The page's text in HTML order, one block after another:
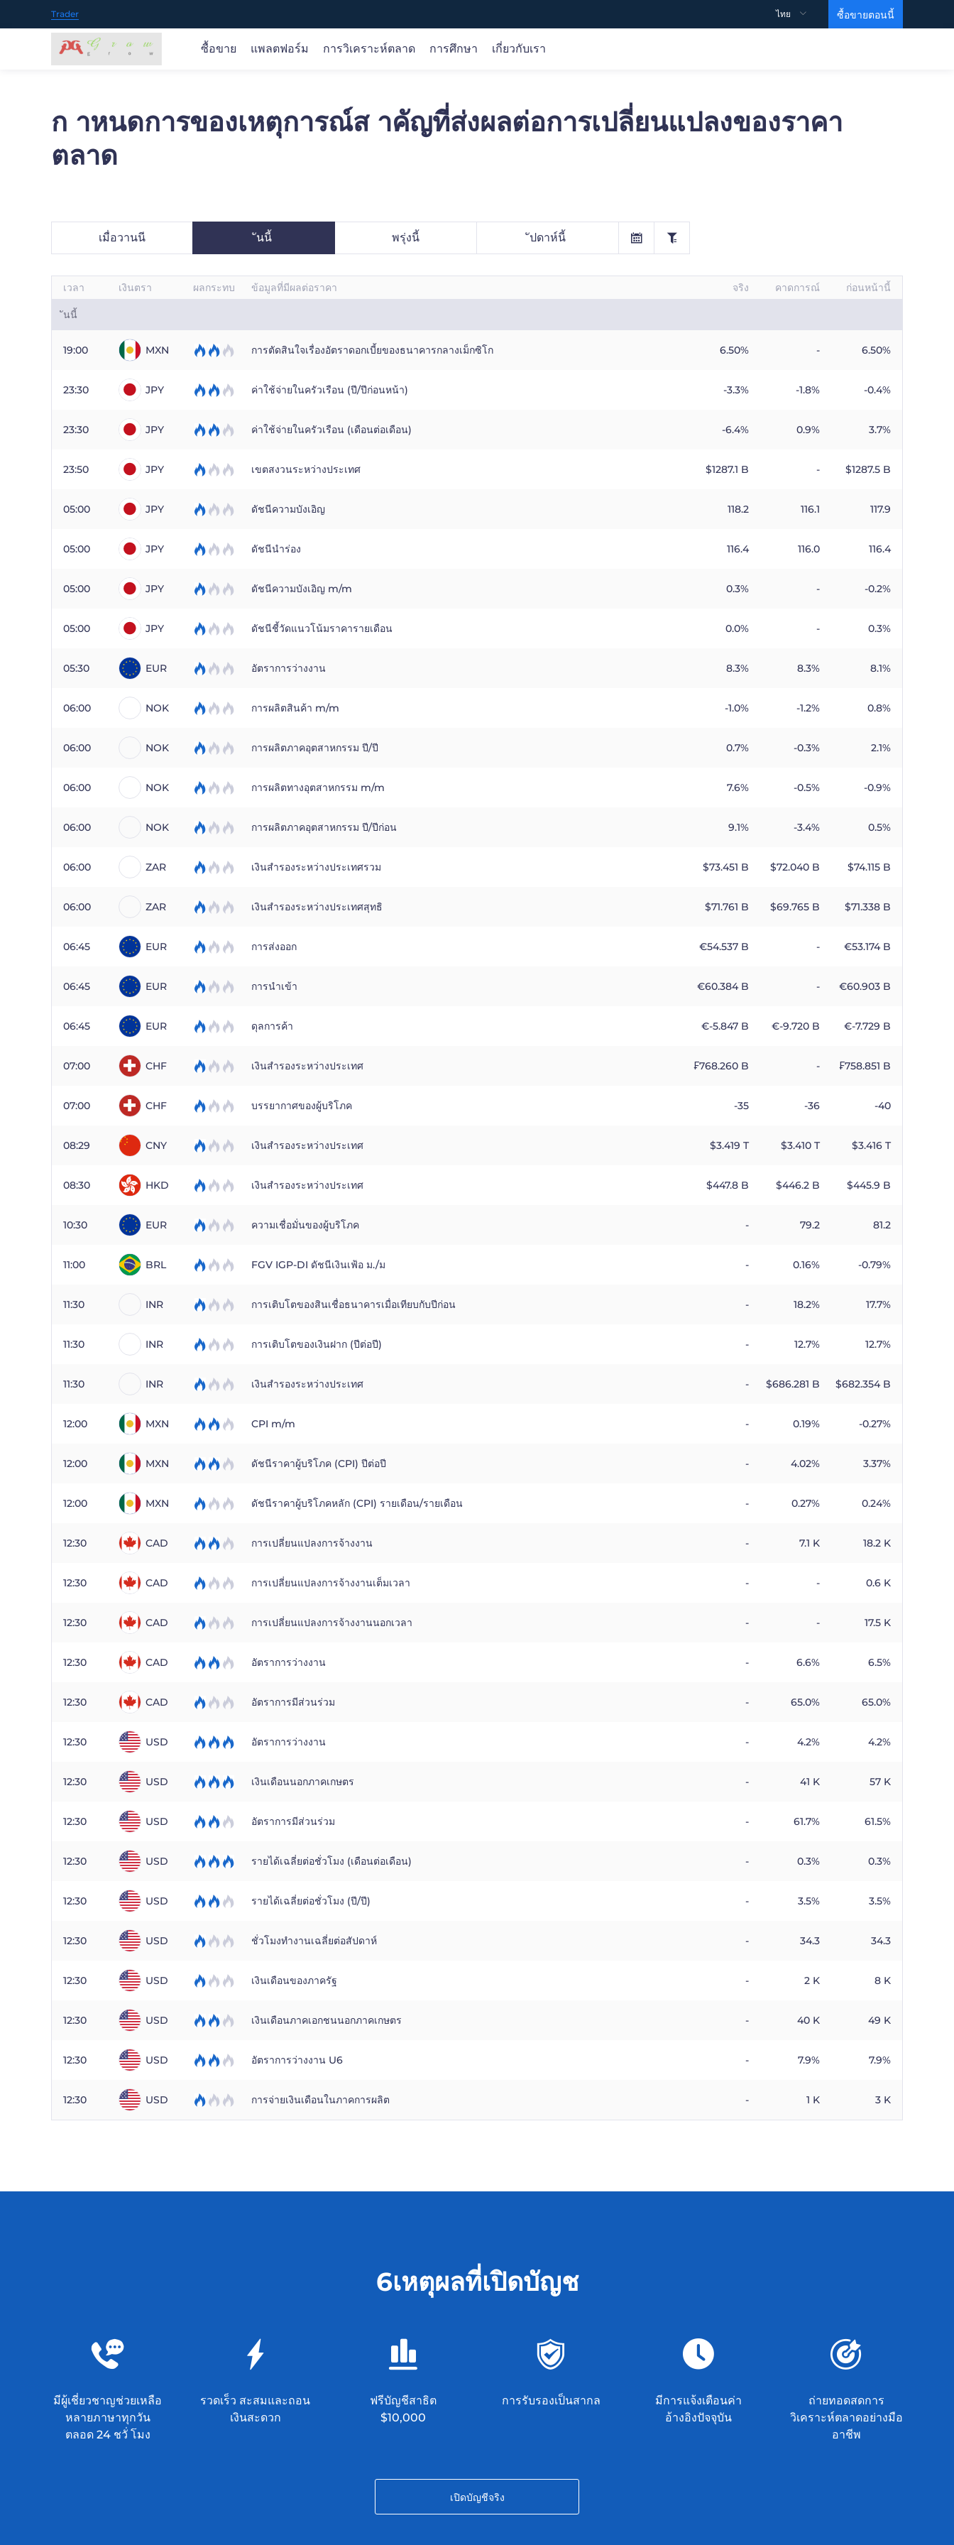
Trader ไทย ซื้อขายตอนนี้
ซื้อขาย
ซื้อขายในตลาดโลก
ซื้อขายสินค้า 70+ ในตลาดทั่วโลกรวมถึง ค่าเงิน ทอง.
น้ำมัน. หุ้น. ดัชนี สกุลเงินดิจิทัล ยอดนิยมและอื่น ๆ เราจะ
หรือ ลองสาธิตฟรี
ตราสาร
Forex
ข้อมูลจำเพาะการซื้อขาย
รายละเอียดสัญญา
บัญชีเลเวอเรจสูง
บัญชีอิสลาม
แพลตฟอร์ม
ซื้อขายได้ทุกที่
ผลิตภัณฑ์ของเรารองรับวิธีการดาวน์โหลดและใช้งานที่หลากหลายรวมถึงแพลตฟอร์มการซื้อขาย iOS, Android, เว็บ
และ MT5 ภาพรวม >
App Store Google Play Web Trader
การวิเคราะห์ตลาด
ข่าวเกี่ยวกับตลาดและการวิจัย
รับทราบข้อมูลเชิงลึกของตลาดแบบเรียลไทม์ แนวคิด
ทางการซื้อขายที่นำไปใช้ได้จริง และคำแนะนำอย่างมือ
การวิเคราะห์ตลาด
การวิเคราะห์การซื้อขาย
ข้อมูลเชิงลึก
Gold ETF
EIA Crude Oil
การศึกษา
ภาพรวมการศึกษา
GROW FOREX ช่วยคุณในทุกขั้นตอนของเส้นทางการซื้อ
ขายของคุณ
หลักสูตรออนไลน์
ขั้นพื้นฐาน
วิดีโอการศึกษา
ระดับ 2
เกี่ยวกับเรา
เกี่ยวกับ GROW FOREX
เราเป็นผู้ให้บริการการซื้อขายออนไลน์ที่เชื่อถือ ได้ให้คุณ
เข้าถึงโอกาสในการซื้อขายตลาดการเงินทั่วโลกผ่าน
หรือ ลองสาธิตฟรี
บริษัท
เกี่ยวกับเรา
สนับสนุน
วิธีการเปิดบัญชี？
ก าหนดการของเหตุการณ์ส าคัญที่ส่งผลต่อการเปลี่ยนแปลงของราคา
ตลาด
เมื่อวานนี ันนี้ พรุ่งนี้ ัปดาห์นี้
เวลา เงินตรา ผลกระทบ ข้อมูลที่มีผลต่อราคา จริง คาดการณ์ ก่อนหน้านี้
ันนี้
19:00 MXN การตัดสินใจเรื่องอัตราดอกเบี้ยของธนาคารกลางเม็กซิโก 6.50% - 6.50%
23:30 JPY ค่าใช้จ่ายในครัวเรือน (ปี/ปีก่อนหน้า) -3.3% -1.8% -0.4%
23:30 JPY ค่าใช้จ่ายในครัวเรือน (เดือนต่อเดือน) -6.4% 0.9% 3.7%
23:50 JPY เขตสงวนระหว่างประเทศ $​1287.1 B - $​1287.5 B
05:00 JPY ดัชนีความบังเอิญ 118.2 116.1 117.9
05:00 JPY ดัชนีนำร่อง 116.4 116.0 116.4
05:00 JPY ดัชนีความบังเอิญ m/m 0.3% - -0.2%
05:00 JPY ดัชนีชี้วัดแนวโน้มราคารายเดือน 0.0% - 0.3%
05:30 EUR อัตราการว่างงาน 8.3% 8.3% 8.1%
06:00 NOK การผลิตสินค้า m/m -1.0% -1.2% 0.8%
06:00 NOK การผลิตภาคอุตสาหกรรม ปี/ปี 0.7% -0.3% 2.1%
06:00 NOK การผลิตทางอุตสาหกรรม m/m 7.6% -0.5% -0.9%
06:00 NOK การผลิตภาคอุตสาหกรรม ปี/ปีก่อน 9.1% -3.4% 0.5%
06:00 ZAR เงินสำรองระหว่างประเทศรวม $​73.451 B $​72.040 B $​74.115 B
06:00 ZAR เงินสำรองระหว่างประเทศสุทธิ $​71.761 B $​69.765 B $​71.338 B
06:45 EUR การส่งออก €​54.537 B - €​53.174 B
06:45 EUR การนำเข้า €​60.384 B - €​60.903 B
06:45 EUR ดุลการค้า €​-5.847 B €​-9.720 B €​-7.729 B
07:00 CHF เงินสำรองระหว่างประเทศ ₣​768.260 B - ₣​758.851 B
07:00 CHF บรรยากาศของผู้บริโภค -35 -36 -40
08:29 CNY เงินสำรองระหว่างประเทศ $​3.419 T $​3.410 T $​3.416 T
08:30 HKD เงินสำรองระหว่างประเทศ $​447.8 B $​446.2 B $​445.9 B
10:30 EUR ความเชื่อมั่นของผู้บริโภค - 79.2 81.2
11:00 BRL FGV IGP-DI ดัชนีเงินเฟ้อ ม./ม - 0.16% -0.79%
11:30 INR การเติบโตของสินเชื่อธนาคารเมื่อเทียบกับปีก่อน - 18.2% 17.7%
11:30 INR การเติบโตของเงินฝาก (ปีต่อปี) - 12.7% 12.7%
11:30 INR เงินสำรองระหว่างประเทศ - $​686.281 B $​682.354 B
12:00 MXN CPI m/m - 0.19% -0.27%
12:00 MXN ดัชนีราคาผู้บริโภค (CPI) ปีต่อปี - 4.02% 3.37%
12:00 MXN ดัชนีราคาผู้บริโภคหลัก (CPI) รายเดือน/รายเดือน - 0.27% 0.24%
12:30 CAD การเปลี่ยนแปลงการจ้างงาน - 7.1 K 18.2 K
12:30 CAD การเปลี่ยนแปลงการจ้างงานเต็มเวลา - - 0.6 K
12:30 CAD การเปลี่ยนแปลงการจ้างงานนอกเวลา - - 17.5 K
12:30 CAD อัตราการว่างงาน - 6.6% 6.5%
12:30 CAD อัตราการมีส่วนร่วม - 65.0% 65.0%
12:30 USD อัตราการว่างงาน - 4.2% 4.2%
12:30 USD เงินเดือนนอกภาคเกษตร - 41 K 57 K
12:30 USD อัตราการมีส่วนร่วม - 61.7% 61.5%
12:30 USD รายได้เฉลี่ยต่อชั่วโมง (เดือนต่อเดือน) - 0.3% 0.3%
12:30 USD รายได้เฉลี่ยต่อชั่วโมง (ปี/ปี) - 3.5% 3.5%
12:30 USD ชั่วโมงทำงานเฉลี่ยต่อสัปดาห์ - 34.3 34.3
12:30 USD เงินเดือนของภาครัฐ - 2 K 8 K
12:30 USD เงินเดือนภาคเอกชนนอกภาคเกษตร - 40 K 49 K
12:30 USD อัตราการว่างงาน U6 - 7.9% 7.9%
12:30 USD การจ่ายเงินเดือนในภาคการผลิต - 1 K 3 K
6เหตุผลที่เปิดบัญช
มีผู้เชี่ยวชาญช่วยเหลือ
หลายภาษาทุกวัน
ตลอด 24 ชวั่ โมง
รวดเร็ว สะสมและถอน
เงินสะดวก
ฟรีบัญชีสาธิต
$10,000
การรับรองเป็นสากล
มีการแจ้งเตือนค่า
อ้างอิงปัจจุบัน
ถ่ายทอดสดการ
วิเคราะห์ตลาดอย่างมือ
อาชีพ
เปิดบัญชีจริง